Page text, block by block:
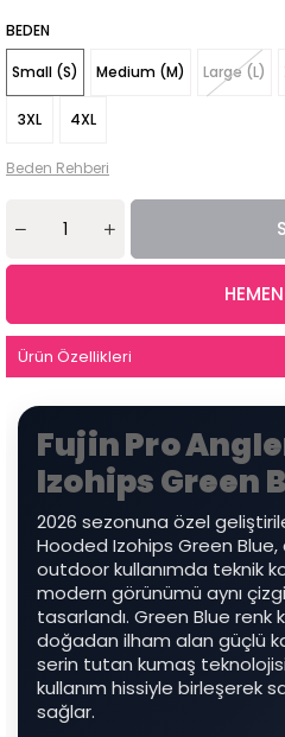
BEDEN
Small (S) Medium (M) Large (L)
3XL 4XL
Beden Rehberi
Ürün Özellikleri
Fujin Pro
Izohips Green
2026 sezonuna özel
Hooded Izohips Green Blue,
outdoor kullanımda teknik
modern görünümü aynı
tasarlandı. Green Blue renk
doğadan ilham alan güçlü
serin tutan kumaş
kullanım hissiyle birleşerek
sağlar.